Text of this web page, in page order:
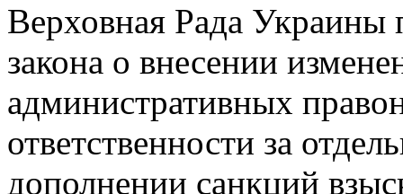
Верховная Рада Украины
закона о внесении
административных
ответственности за
дополнении санкций